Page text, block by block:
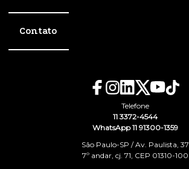
Contato
Telefone
11 3372-4544
WhatsApp 11 91300-1359
São Paulo-SP / Av. Paulista, 37
7º andar, cj. 71, CEP 01310-100